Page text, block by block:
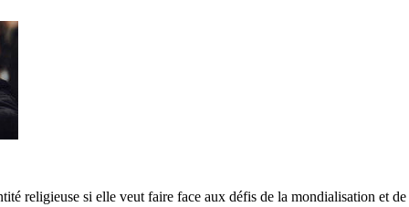
religieuse si elle veut faire face aux défis de la mondialisation et